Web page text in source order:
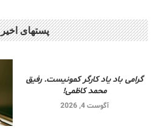
پستهای اخیر
گرامی باد یاد کارگر کمونیست. رفیق
محمد کاظمی!
آگوست 4, 2026